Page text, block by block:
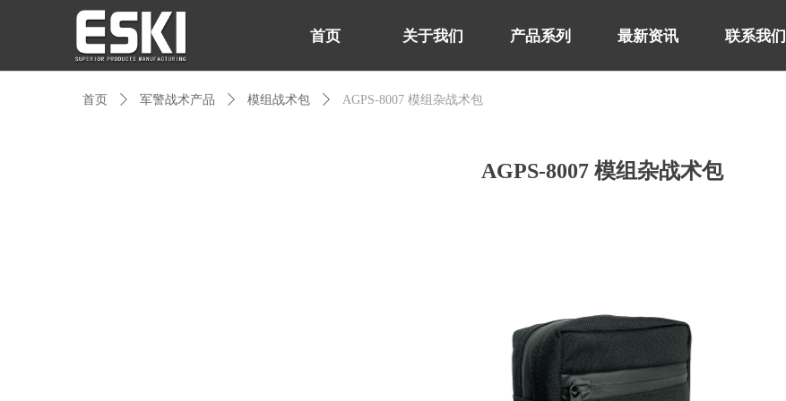
首页
首页
关于我们
关于我们
产品系列 最新资讯 联系我们
首页 ꄲ 军警战术产品 ꄲ 模组战术包 ꄲ AGPS-8007 模组杂战术包
AGPS-8007 模组杂战术包